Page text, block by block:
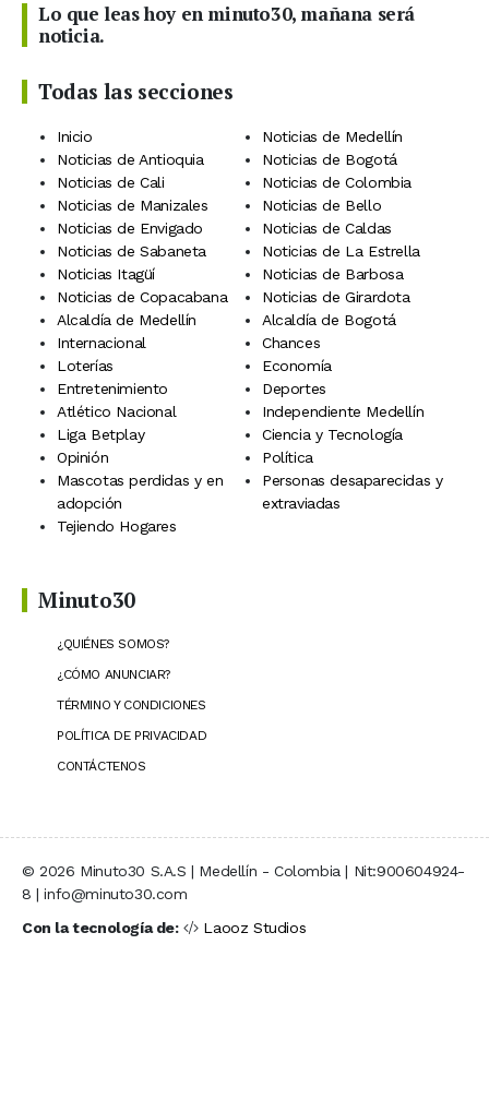
Lo que leas hoy en minuto30, mañana será
noticia.
Todas las secciones
Inicio
Noticias de Medellín
Noticias de Antioquia
Noticias de Bogotá
Noticias de Cali
Noticias de Colombia
Noticias de Manizales
Noticias de Bello
Noticias de Envigado
Noticias de Caldas
Noticias de Sabaneta
Noticias de La Estrella
Noticias Itagüí
Noticias de Barbosa
Noticias de Copacabana
Noticias de Girardota
Alcaldía de Medellín
Alcaldía de Bogotá
Internacional
Chances
Loterías
Economía
Entretenimiento
Deportes
Atlético Nacional
Independiente Medellín
Liga Betplay
Ciencia y Tecnología
Opinión
Política
Mascotas perdidas y en
adopción
Personas desaparecidas y
extraviadas
Tejiendo Hogares
Minuto30
¿QUIÉNES SOMOS?
¿CÓMO ANUNCIAR?
TÉRMINO Y CONDICIONES
POLÍTICA DE PRIVACIDAD
CONTÁCTENOS
© 2026 Minuto30 S.A.S | Medellín - Colombia | Nit:900604924-
8 | info@minuto30.com
Con la tecnología de:
Laooz Studios